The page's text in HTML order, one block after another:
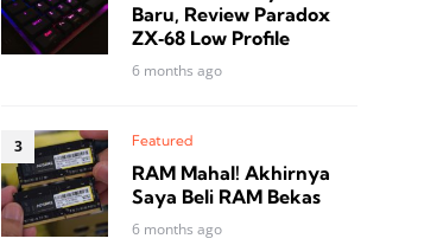
Baru, Review Paradox
ZX‑68 Low Profile
6 months ago
Featured
RAM Mahal! Akhirnya
Saya Beli RAM Bekas
6 months ago